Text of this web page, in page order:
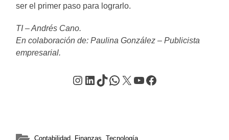
ser el primer paso para lograrlo.
TI – Andrés Cano.
En colaboración de: Paulina González – Publicista
empresarial.
Instagram
LinkedIn
TikTok
WhatsApp
X YouTube
Facebook
Contabilidad Finanzas ,Tecnología